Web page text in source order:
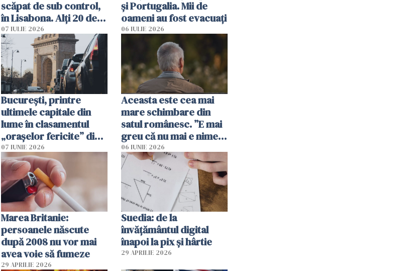
scăpat de sub control,
în Lisabona. Alți 20 de
oameni sunt răniți
07 IULIE 2026
și Portugalia. Mii de
oameni au fost evacuați
06 IULIE 2026
București, printre
ultimele capitale din
lume în clasamentul
„orașelor fericite” din
2026
07 IUNIE 2026
Aceasta este cea mai
mare schimbare din
satul românesc. ”E mai
greu că nu mai e nimeni
pe-aici, prin jur”
06 IUNIE 2026
Marea Britanie:
persoanele născute
după 2008 nu vor mai
avea voie să fumeze
29 APRILIE 2026
Suedia: de la
învățământul digital
înapoi la pix și hârtie
29 APRILIE 2026